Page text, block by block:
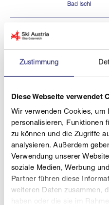
Zustimmung
Diese Webseite verwendet
Wir verwenden Cookies, um
personalisieren, Funktionen
zu können und die Zugriffe
analysieren. Außerdem
Verwendung unserer
soziale Medien, Werbung
Partner führen diese
weiteren Daten zusammen,
Bad Ischl
28.02.2026
Austria Cup,
- CT, Ramsau
21.02.2026
Austria Cup,
ÖSTM/FIS
Einzel - FT,
am Dachstein
Langlauf
Landescup, LM,